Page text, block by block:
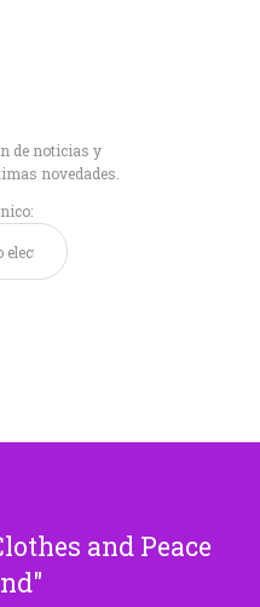
de noticias y
novedades.
and Peace